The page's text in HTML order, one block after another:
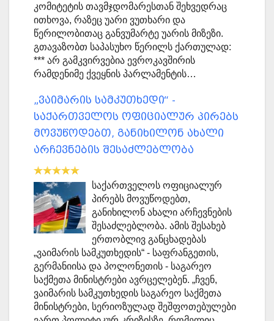
კომიტეტის თავმჯდომარესთან შეხვედრაც
ითხოვა, რაზეც უარი ვუთხარი და
წერილობითაც განვუმარტე უარის მიზეზი.
გთავაზობთ საპასუხო წერილს ქართულად:
*** არ გამკვირვებია ევროკავშირის
რამდენიმე ქვეყნის პარლამენტის…
„ვაიმარის სამკუთხედი“ -
საქართველოს ოფიციალურ პირებს
მოვუწოდებთ, განიხილონ ახალი
არჩევნების შესაძლებლობა
საქართველოს ოფიციალურ
პირებს მოვუწოდებთ,
განიხილონ ახალი არჩევნების
შესაძლებლობა. ამის შესახებ
ერთობლივ განცხადებას
„ვაიმარის სამკუთხედის“ - საფრანგეთის,
გერმანიისა და პოლონეთის - საგარეო
საქმეთა მინისტრები ავრცელებენ. „ჩვენ,
ვაიმარის სამკუთხედის საგარეო საქმეთა
მინისტრები, სერიოზულად შეშფოთებულები